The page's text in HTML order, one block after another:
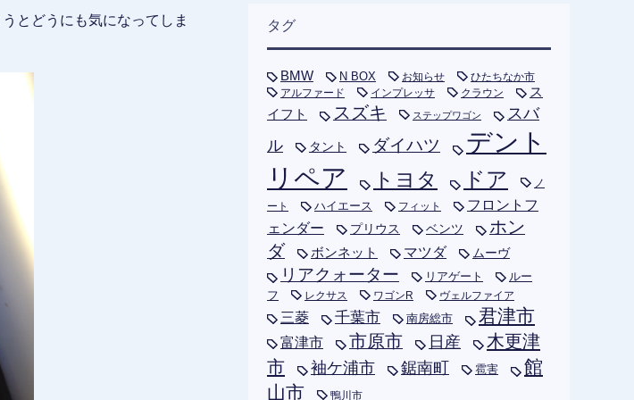
とどうにも気になってしま
タグ
BMW N BOX お知らせ
ひたちなか市
アルファード
インプレッサ クラウン
ス
イフト
スズキ ステップワゴン
スバ
ル
タント ダイハツ
デント
リペア
トヨタ ドア ノ
ート ハイエース フィット
フロントフ
ェンダー
プリウス ベンツ
ホン
ダ
ボンネット マツダ ムーヴ
リアクォーター リアゲート
ルー
フ
レクサス ワゴンR ヴェルファイア
三菱 千葉市 南房総市 君津市
富津市 市原市 日産
木更津
市
袖ケ浦市 鋸南町 雹害
館
山市
鴨川市